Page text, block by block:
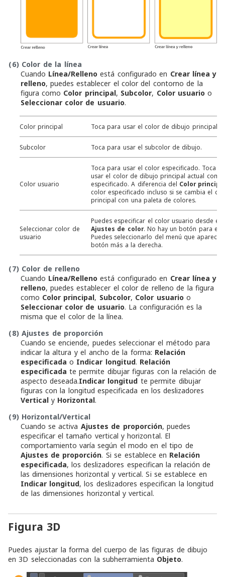
(6) Color de la línea
Cuando Línea/Relleno está configurado en Crear línea y
relleno, puedes establecer el color del contorno de la
figura como Color principal, Subcolor, Color usuario o
Seleccionar color de usuario.
Color principal Toca para usar el color de dibujo principal
Subcolor Toca para usar el subcolor de dibujo.
Color usuario
Toca para usar el color especificado. Toca
usar el color de dibujo principal actual
especificado. A diferencia del Color
color especificado incluso si se cambia el
principal con una paleta de colores.
Seleccionar color de
usuario
Puedes especificar el color usuario desde el
Ajustes de color. No hay un botón para
Puedes seleccionarlo del menú que aparece
botón más a la derecha.
(7) Color de relleno
Cuando Línea/Relleno está configurado en Crear línea y
relleno, puedes establecer el color de relleno de la figura
como Color principal, Subcolor, Color usuario o
Seleccionar color de usuario. La configuración es la
misma que el color de la línea.
(8) Ajustes de proporción
Cuando se enciende, puedes seleccionar el método para
indicar la altura y el ancho de la forma: Relación
especificada o Indicar longitud. Relación
especificada te permite dibujar figuras con la relación de
aspecto deseada.Indicar longitud te permite dibujar
figuras con la longitud especificada en los deslizadores
Verticaly Horizontal.
(9) Horizontal/Vertical
Cuando se activa Ajustes de proporción, puedes
especificar el tamaño vertical y horizontal. El
comportamiento varía según el modo en el tipo de
Ajustes de proporción. Si se establece en Relación
especificada, los deslizadores especifican la relación de
las dimensiones horizontal y vertical. Si se establece en
Indicar longitud, los deslizadores especifican la longitud
de las dimensiones horizontal y vertical.
Figura 3D
Puedes ajustar la forma del cuerpo de las figuras de dibujo
en 3D seleccionadas con la subherramienta Objeto.